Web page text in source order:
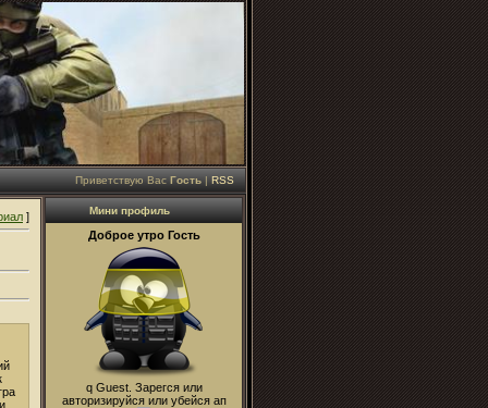
Приветствую Вас Гость | RSS
] Мини профиль
Доброе утро Гость
q Guest. Зарегся или
авторизируйся или убейся ап